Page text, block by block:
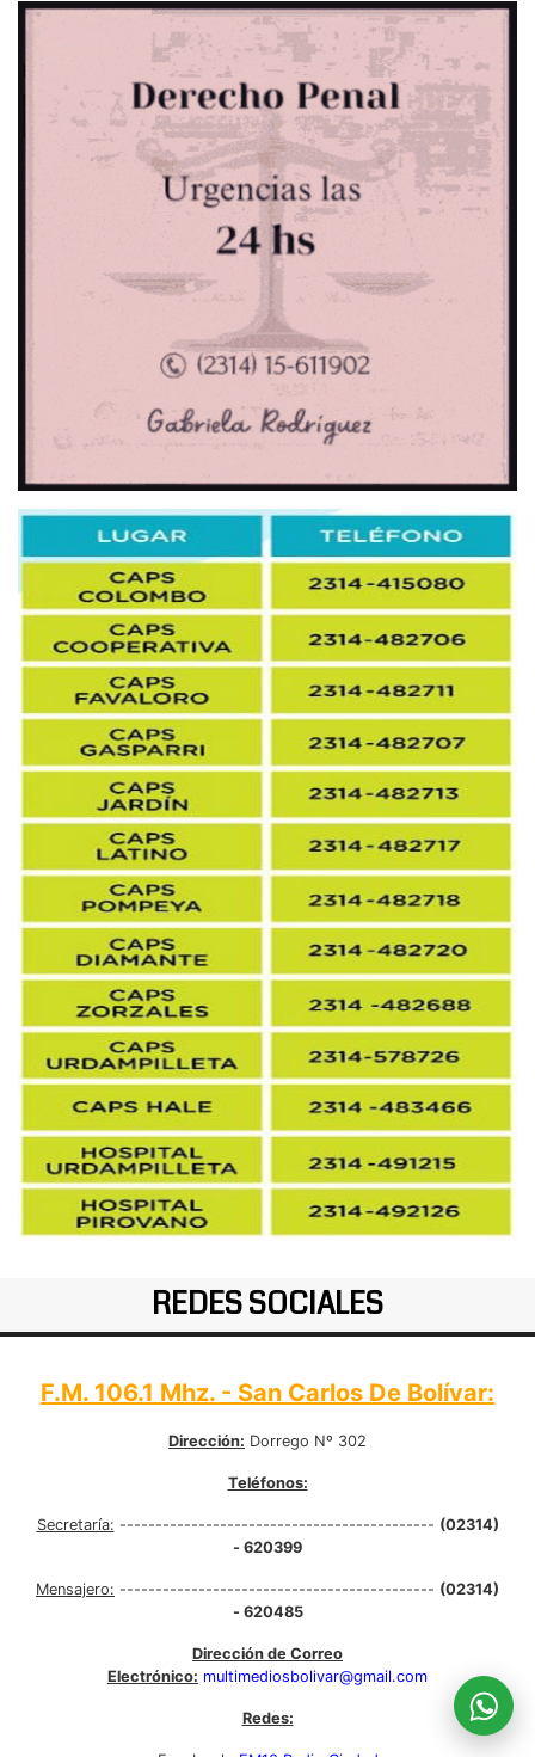
REDES SOCIALES
F.M. 106.1 Mhz. - San Carlos De Bolívar:
Dirección: Dorrego Nº 302
Teléfonos:
Secretaría: -------------------------------------------- (02314)
- 620399
Mensajero: -------------------------------------------- (02314)
- 620485
Dirección de Correo
Electrónico: multimediosbolivar@gmail.com
Redes: